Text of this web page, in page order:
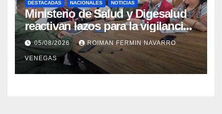
DESTACADAS NACIONALES NOTICIAS
Ministerio de Salud y Digesalud
reactivan lazos para la vigilancia
epidemiológica y el control de
enfermedades
05/08/2026 ROIMAN FERMIN NAVARRO
VENEGAS